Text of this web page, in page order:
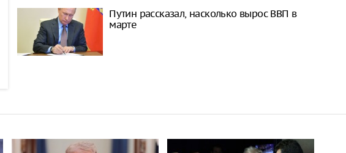
Путин рассказал, насколько вырос ВВП в
марте